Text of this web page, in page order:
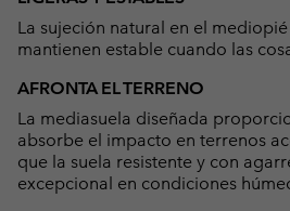
La sujeción natural en el
mantienen estable cuando las
AFRONTA EL TERRENO
La mediasuela diseñada
absorbe el impacto en terrenos
que la suela resistente y con
excepcional en condiciones